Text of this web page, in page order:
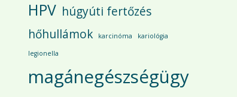
HPV húgyúti fertőzés
hőhullámok
karcinóma kariológia
legionella
magánegészségügy